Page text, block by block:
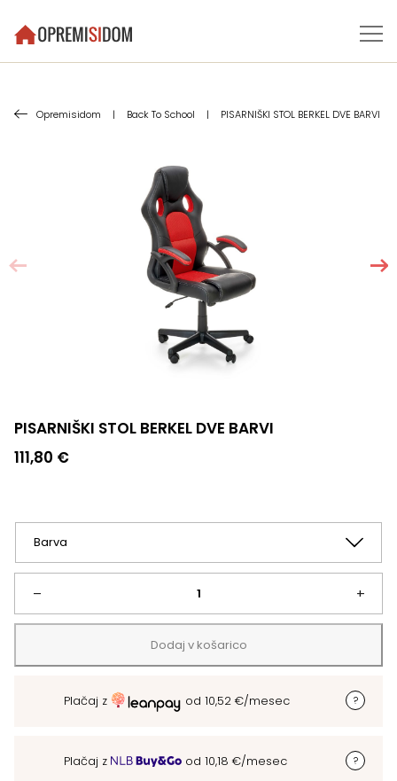
Opremisidom | Back To School | PISARNIŠKI STOL BERKEL DVE BARVI
PISARNIŠKI STOL BERKEL DVE BARVI
111,80 €
–
PISARNIŠKI
STOL
BERKEL
+
Dodaj v košarico
Plačaj z od 10,52 €/mesec
Plačaj z od 10,18 €/mesec